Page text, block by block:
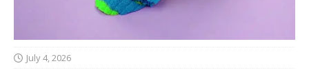
July 4, 2026